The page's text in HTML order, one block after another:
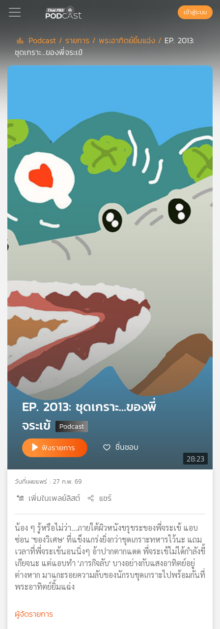
Podcast
สต์
แนะนำ
เพล
ของ
คุณ
บทความ
ข่าว
และ
กิจกรรม
เกี่ยว
เครือ
วิทยุ
ไทย
แผนที่
วิทยุ
เครือ
ข่าย
เข้าสู่ระบบ
Podcast / รายการ /พระอาทิตย์ยิ้มแฉ่ง / EP. 2013:
ชุดเกราะ...ของพี่จระเข้
28:23
EP. 2013: ชุดเกราะ...ของพี่
จระเข้
ฟังรายการ ชื่นชอบ
วันที่เผยแพร่ : 27 ก.พ. 69
เพิ่มในเพลย์ลิสต์ แชร์
น้อง ๆ รู้หรือไม่ว่า...ภายใต้ผิวหนังขรุขระของพี่จระเข้ แอบ
ซ่อน 'ของวิเศษ' ที่แข็งแกร่งยิ่งกว่าชุดเกราะทหารไว้นะ แถม
เวลาที่พี่จระเข้นอนนิ่งๆ อ้าปากตากแดด พี่จระเข้ไม่ได้กำลังขี้
เกียจนะ แต่แอบทำ 'ภารกิจลับ' บางอย่างกับแสงอาทิตย์อยู่
ต่างหาก มาแกะรอยความลับของนักรบชุดเกราะไปพร้อมกันที่
พระอาทิตย์ยิ้มแฉ่ง
ผู้จัดรายการ